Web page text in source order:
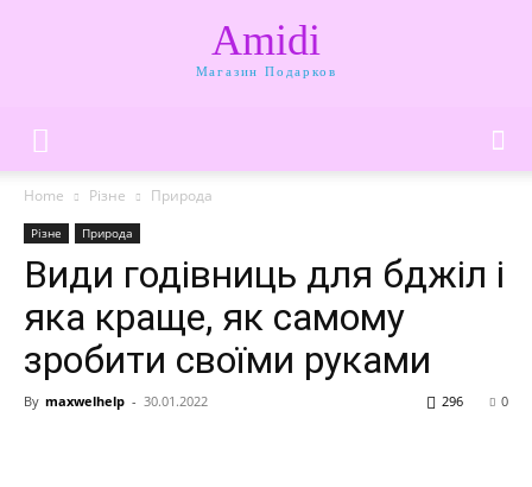
Amidi
Магазин Подарков
Home Різне Природа
Різне Природа
Види годівниць для бджіл і
яка краще, як самому
зробити своїми руками
By maxwelhelp - 30.01.2022 0
296